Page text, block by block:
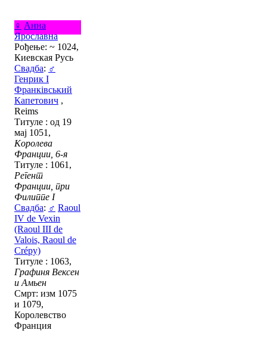
♀ Анна
Ярославна
Рођење: ~ 1024,
Киевская Русь
Свадба: ♂
Генрик I
Франківський
Капетович ,
Reims
Титуле : од 19
мај 1051,
Королева
Франции, 6-я
Титуле : 1061,
Регент
Франции, при
Филиппе I
Свадба: ♂ Raoul
IV de Vexin
(Raoul III de
Valois, Raoul de
Crépy)
Титуле : 1063,
Графиня Вексен
и Амьен
Смрт: изм 1075
и 1079,
Королевство
Франция